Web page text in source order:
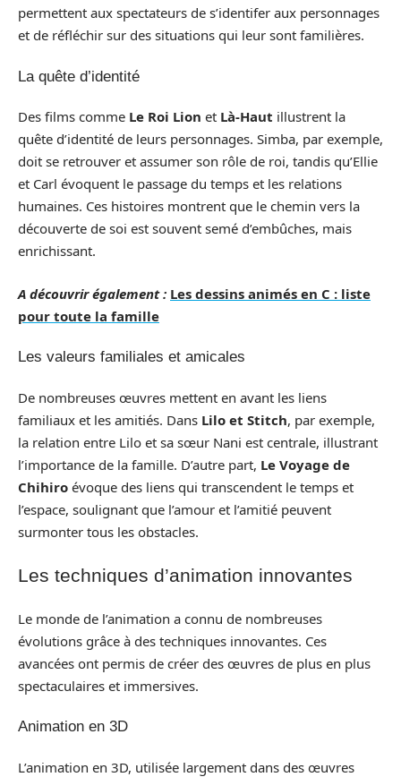
permettent aux spectateurs de s’identifer aux personnages
et de réfléchir sur des situations qui leur sont familières.
La quête d’identité
Des films comme Le Roi Lion et Là-Haut illustrent la
quête d’identité de leurs personnages. Simba, par exemple,
doit se retrouver et assumer son rôle de roi, tandis qu’Ellie
et Carl évoquent le passage du temps et les relations
humaines. Ces histoires montrent que le chemin vers la
découverte de soi est souvent semé d’embûches, mais
enrichissant.
A découvrir également : Les dessins animés en C : liste
pour toute la famille
Les valeurs familiales et amicales
De nombreuses œuvres mettent en avant les liens
familiaux et les amitiés. Dans Lilo et Stitch, par exemple,
la relation entre Lilo et sa sœur Nani est centrale, illustrant
l’importance de la famille. D’autre part, Le Voyage de
Chihiro évoque des liens qui transcendent le temps et
l’espace, soulignant que l’amour et l’amitié peuvent
surmonter tous les obstacles.
Les techniques d’animation innovantes
Le monde de l’animation a connu de nombreuses
évolutions grâce à des techniques innovantes. Ces
avancées ont permis de créer des œuvres de plus en plus
spectaculaires et immersives.
Animation en 3D
L’animation en 3D, utilisée largement dans des œuvres